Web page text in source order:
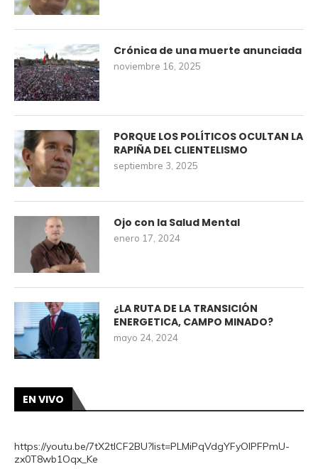
Crónica de una muerte anunciada
noviembre 16, 2025
PORQUE LOS POLÍTICOS OCULTAN LA
RAPIÑA DEL CLIENTELISMO
septiembre 3, 2025
Ojo con la Salud Mental
enero 17, 2024
¿LA RUTA DE LA TRANSICIÓN
ENERGETICA, CAMPO MINADO?
mayo 24, 2024
EN VIVO
https://youtu.be/7tX2tlCF2BU?list=PLMiPqVdgYFyOIPFPmU-
zx0T8wb1Oqx_Ke